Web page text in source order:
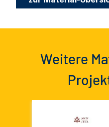
Weitere